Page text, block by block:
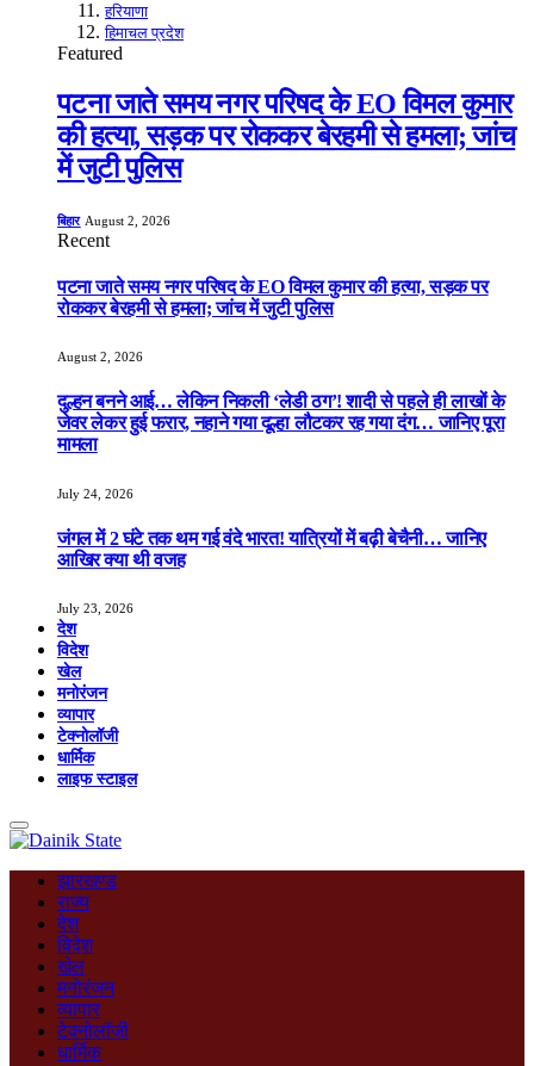
हरियाणा
हिमाचल प्रदेश
Featured
पटना जाते समय नगर परिषद के EO विमल कुमार
की हत्या, सड़क पर रोककर बेरहमी से हमला; जांच
में जुटी पुलिस
बिहार August 2, 2026
Recent
पटना जाते समय नगर परिषद के EO विमल कुमार की हत्या, सड़क पर
रोककर बेरहमी से हमला; जांच में जुटी पुलिस
August 2, 2026
दुल्हन बनने आई… लेकिन निकली ‘लेडी ठग’! शादी से पहले ही लाखों के
जेवर लेकर हुई फरार, नहाने गया दूल्हा लौटकर रह गया दंग… जानिए पूरा
मामला
July 24, 2026
जंगल में 2 घंटे तक थम गई वंदे भारत! यात्रियों में बढ़ी बेचैनी… जानिए
आखिर क्या थी वजह
July 23, 2026
देश
विदेश
खेल
मनोरंजन
व्यापार
टेक्नोलॉजी
धार्मिक
लाइफ स्टाइल
झारखण्ड
राज्य
देश
विदेश
खेल
मनोरंजन
व्यापार
टेक्नोलॉजी
धार्मिक